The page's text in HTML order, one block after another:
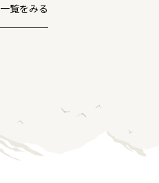
一覧をみる